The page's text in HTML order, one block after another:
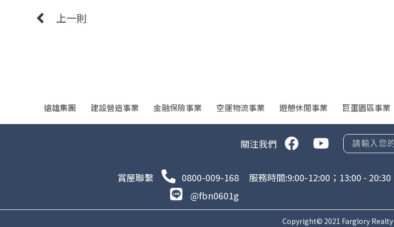
上一則
遠雄集團 建設營造事業 金融保險事業 空運物流事業 遊憩休閒事業 巨蛋園區事業
關注我們
賞屋聯繫
0800-009-168
@fbn0601g
服務時間:9:00-12:00；13:00 - 20:30
Copyright© 2021 Farglory Realty.